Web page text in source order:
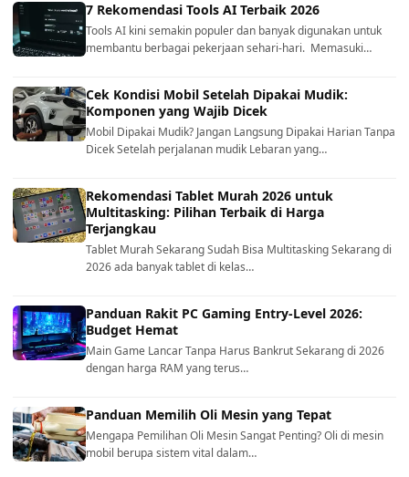
7 Rekomendasi Tools AI Terbaik 2026
Tools AI kini semakin populer dan banyak digunakan untuk
membantu berbagai pekerjaan sehari-hari. Memasuki…
Cek Kondisi Mobil Setelah Dipakai Mudik:
Komponen yang Wajib Dicek
Mobil Dipakai Mudik? Jangan Langsung Dipakai Harian Tanpa
Dicek Setelah perjalanan mudik Lebaran yang…
Rekomendasi Tablet Murah 2026 untuk
Multitasking: Pilihan Terbaik di Harga
Terjangkau
Tablet Murah Sekarang Sudah Bisa Multitasking Sekarang di
2026 ada banyak tablet di kelas…
Panduan Rakit PC Gaming Entry-Level 2026:
Budget Hemat
Main Game Lancar Tanpa Harus Bankrut Sekarang di 2026
dengan harga RAM yang terus…
Panduan Memilih Oli Mesin yang Tepat
Mengapa Pemilihan Oli Mesin Sangat Penting? Oli di mesin
mobil berupa sistem vital dalam…